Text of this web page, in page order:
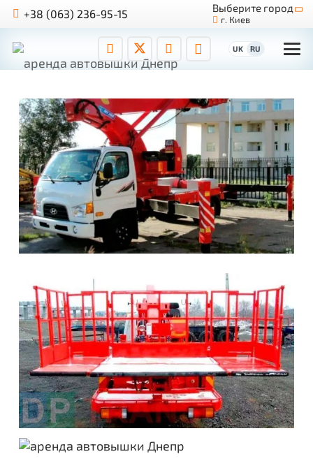
+38 (063) 236-95-15 Выберите город
г. Киев
UK RU